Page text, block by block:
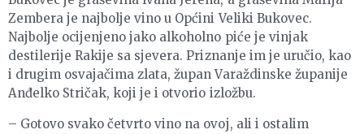
Zembera je najbolje vino u Općini Veliki Bukovec.
Najbolje ocijenjeno jako alkoholno piće je vinjak
destilerije Rakije sa sjevera. Priznanje im je uručio, kao
i drugim osvajačima zlata, župan Varaždinske županije
Anđelko Stričak, koji je i otvorio izložbu.
– Gotovo svako četvrto vino na ovoj, ali i ostalim